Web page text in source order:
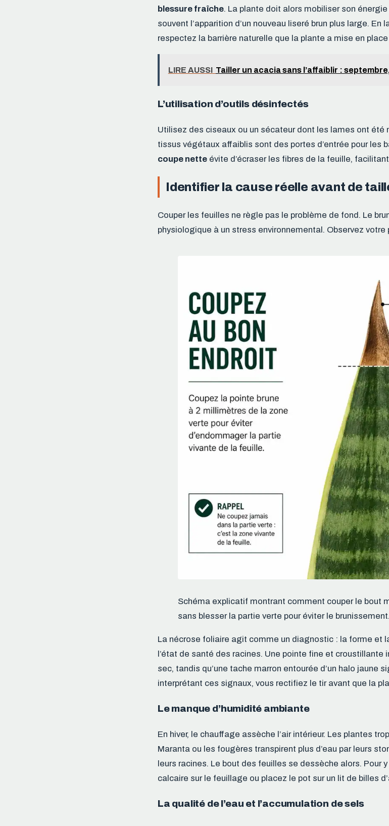
blessure fraîche. La plante doit alors mobiliser son
souvent l’apparition d’un nouveau liseré brun plus large.
respectez la barrière naturelle que la plante a mise en
LIRE AUSSI Tailler un acacia sans l’affaiblir :
L’utilisation d’outils désinfectés
Utilisez des ciseaux ou un sécateur dont les lames ont été
tissus végétaux affaiblis sont des portes d’entrée pour les
coupe nette évite d’écraser les fibres de la feuille,
Identifier la cause réelle avant de
Couper les feuilles ne règle pas le problème de fond. Le
physiologique à un stress environnemental. Observez votre
Schéma explicatif montrant comment couper le bout
sans blesser la partie verte pour éviter le brunissement.
La nécrose foliaire agit comme un diagnostic : la forme et
l’état de santé des racines. Une pointe fine et croustillante
sec, tandis qu’une tache marron entourée d’un halo jaune
interprétant ces signaux, vous rectifiez le tir avant que la
Le manque d’humidité ambiante
En hiver, le chauffage assèche l’air intérieur. Les plantes
Maranta ou les fougères transpirent plus d’eau par leurs
leurs racines. Le bout des feuilles se dessèche alors. Pour y
calcaire sur le feuillage ou placez le pot sur un lit de billes
La qualité de l’eau et l’accumulation de sels